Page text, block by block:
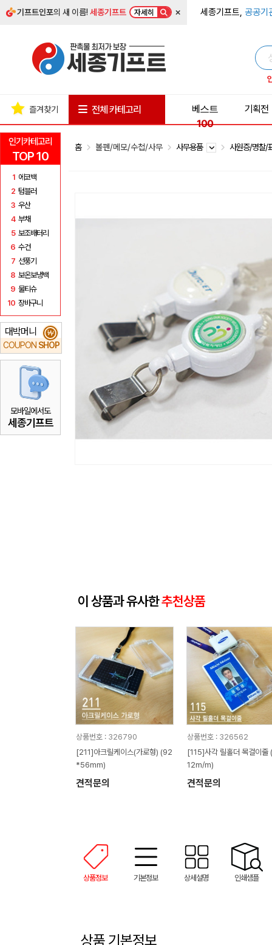
기프트인포의 새 이름!세종기프트 자세히 × 세종기프트, 공공기
인기카테고리
TOP 10
1 에코백
2 텀블러
3 우산
4 부채
5 보조배터리
6 수건
7 선풍기
8 보온보냉백
9 물티슈
10 장바구니
대박머니
COUPON SHOP
₩
모바일에서도
세종기프트
즐겨찾기 전체 카테고리
베스트
100
기획전
홈 볼펜/메모/수첩/사무 사무용품 사원증/명찰/
이 상품과 유사한추천상품
상품번호 : 326790
[211]아크릴케이스(가로형) (92
*56mm)
견적문의
상품번호 : 326562
[115]사각 릴홀더 목걸이줄
12m/m)
견적문의
상품정보 기본정보 상세설명 인쇄샘플
상품 기본정보